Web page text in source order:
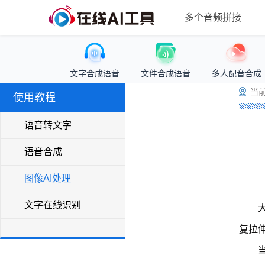
多个音频拼接
文字合成语音 文件合成语音 多人配音合成
使用教程
语音转文字
语音合成
图像AI处理
文字在线识别
当
复拉